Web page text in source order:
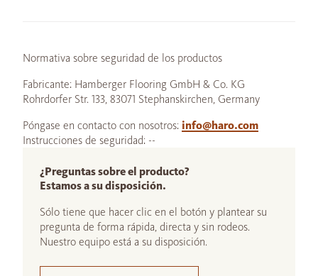
Normativa sobre seguridad de los productos
Fabricante: Hamberger Flooring GmbH & Co. KG
Rohrdorfer Str. 133, 83071 Stephanskirchen, Germany
Póngase en contacto con nosotros: info@haro.com
Instrucciones de seguridad: --
¿Preguntas sobre el producto?
Estamos a su disposición.
Sólo tiene que hacer clic en el botón y plantear su
pregunta de forma rápida, directa y sin rodeos.
Nuestro equipo está a su disposición.